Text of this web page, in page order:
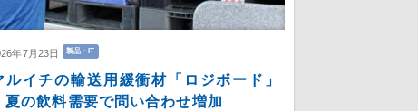
年7月23日 製品・IT
ルイチの輸送用緩衝材「ロジボード」
の飲料需要で問い合わせ増加